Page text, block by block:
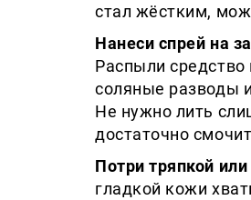
стал жёстким,
Нанеси спрей на
Распыли средство
соляные разводы
Не нужно лить
достаточно
Потри тряпкой
гладкой кожи